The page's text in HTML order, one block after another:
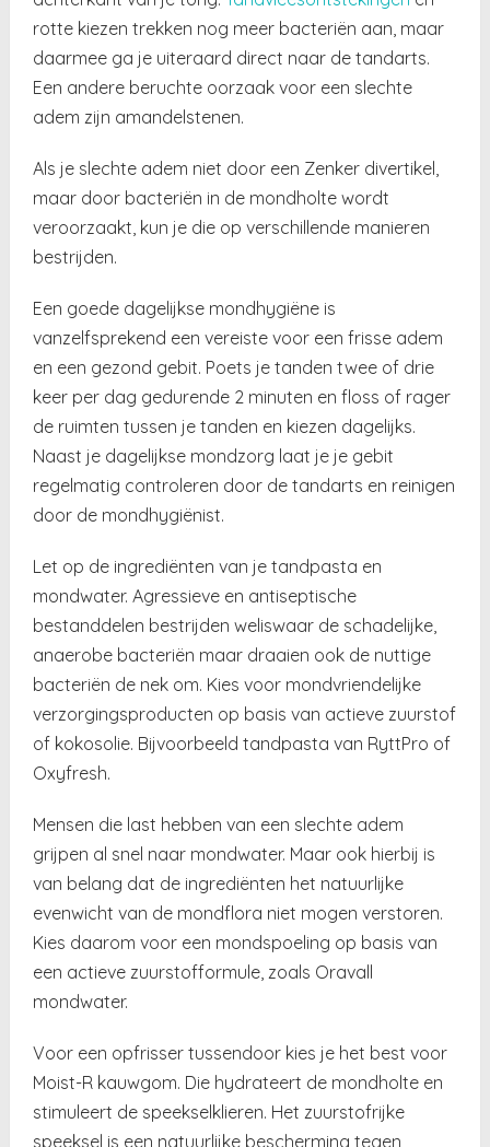
rotte kiezen trekken nog meer bacteriën aan, maar
daarmee ga je uiteraard direct naar de tandarts.
Een andere beruchte oorzaak voor een slechte
adem zijn amandelstenen.
Als je slechte adem niet door een Zenker divertikel,
maar door bacteriën in de mondholte wordt
veroorzaakt, kun je die op verschillende manieren
bestrijden.
Een goede dagelijkse mondhygiëne is
vanzelfsprekend een vereiste voor een frisse adem
en een gezond gebit. Poets je tanden twee of drie
keer per dag gedurende 2 minuten en floss of rager
de ruimten tussen je tanden en kiezen dagelijks.
Naast je dagelijkse mondzorg laat je je gebit
regelmatig controleren door de tandarts en reinigen
door de mondhygiënist.
Let op de ingrediënten van je tandpasta en
mondwater. Agressieve en antiseptische
bestanddelen bestrijden weliswaar de schadelijke,
anaerobe bacteriën maar draaien ook de nuttige
bacteriën de nek om. Kies voor mondvriendelijke
verzorgingsproducten op basis van actieve zuurstof
of kokosolie. Bijvoorbeeld tandpasta van RyttPro of
Oxyfresh.
Mensen die last hebben van een slechte adem
grijpen al snel naar mondwater. Maar ook hierbij is
van belang dat de ingrediënten het natuurlijke
evenwicht van de mondflora niet mogen verstoren.
Kies daarom voor een mondspoeling op basis van
een actieve zuurstofformule, zoals Oravall
mondwater.
Voor een opfrisser tussendoor kies je het best voor
Moist-R kauwgom. Die hydrateert de mondholte en
stimuleert de speekselklieren. Het zuurstofrijke
speeksel is een natuurlijke bescherming tegen